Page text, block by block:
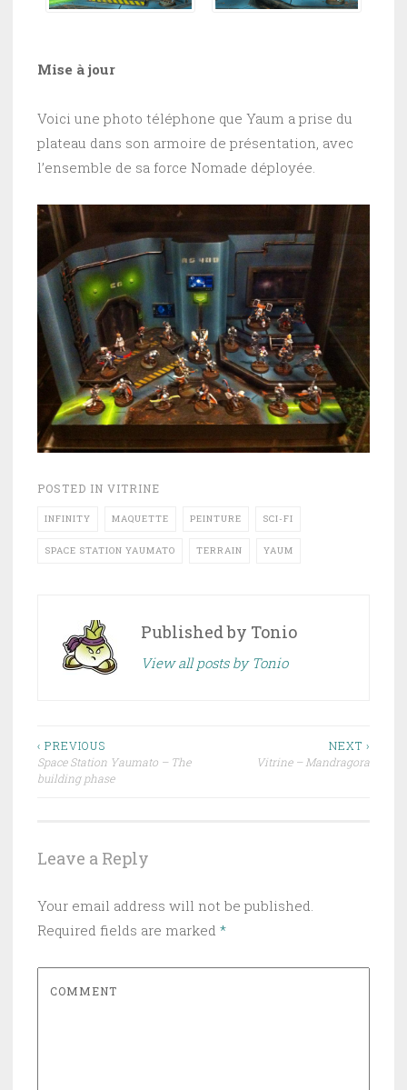
Mise à jour
Voici une photo téléphone que Yaum a prise du
plateau dans son armoire de présentation, avec
l’ensemble de sa force Nomade déployée.
POSTED IN VITRINE
INFINITY MAQUETTE PEINTURE SCI-FI
SPACE STATION YAUMATO TERRAIN YAUM
Published by Tonio
View all posts by Tonio
Post navigation
‹ PREVIOUS
Space Station Yaumato – The
building phase
NEXT ›
Vitrine – Mandragora
Leave a Reply
Your email address will not be published.
Required fields are marked *
COMMENT